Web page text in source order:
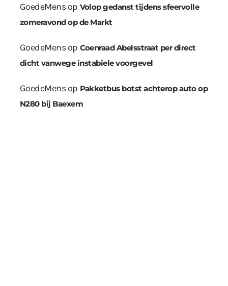
GoedeMensop Volop gedanst tijdens sfeervolle
zomeravond op de Markt
GoedeMensop Coenraad Abelsstraat per direct
dicht vanwege instabiele voorgevel
GoedeMensop Pakketbus botst achterop auto op
N280 bij Baexem